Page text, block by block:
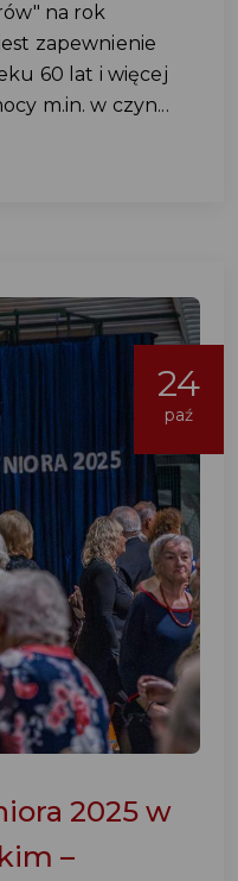
na rok
zapewnienie
60 lat i więcej
m.in. w czyn...
24
paź
2025 w
–